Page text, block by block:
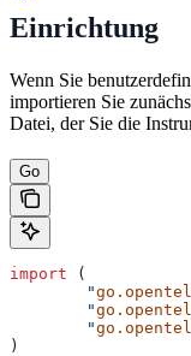
Einrichtung
Wenn Sie
importieren Sie
Datei, der Sie die
Go
import (
	"
	"
	"
)